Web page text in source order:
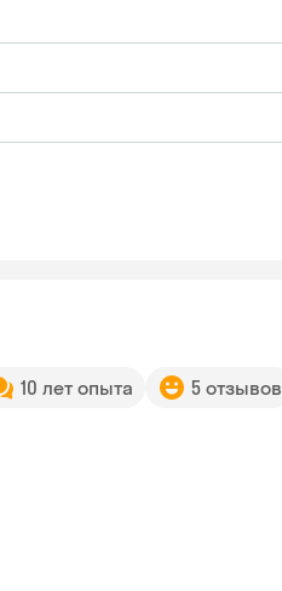
10 лет опыта 5 отзывов